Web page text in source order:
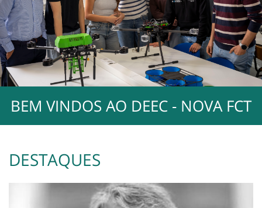
BEM VINDOS AO DEEC - NOVA FCT
DESTAQUES